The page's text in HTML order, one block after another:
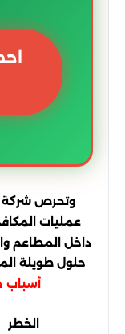
وتحرص شركة
عمليات
داخل المطاعم
حلول طويلة
أسباب
الخطر